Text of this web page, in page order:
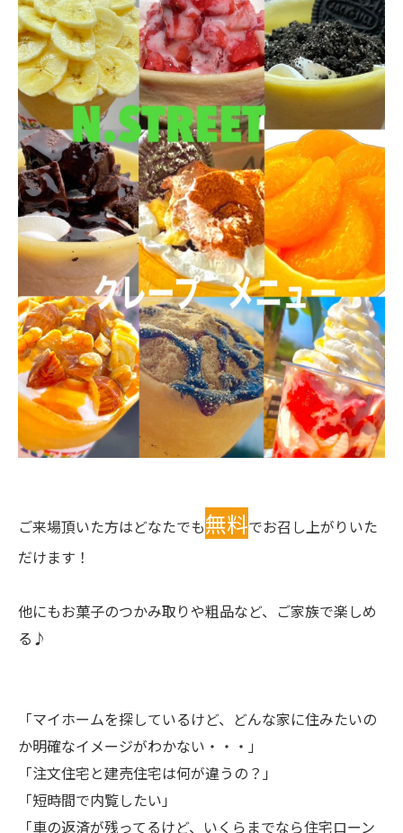
ご来場頂いた方はどなたでも無料でお召し上がりいた
だけます！
他にもお菓子のつかみ取りや粗品など、ご家族で楽しめ
る♪
「マイホームを探しているけど、どんな家に住みたいの
か明確なイメージがわかない・・・」
「注文住宅と建売住宅は何が違うの？」
「短時間で内覧したい」
「車の返済が残ってるけど、いくらまでなら住宅ローン